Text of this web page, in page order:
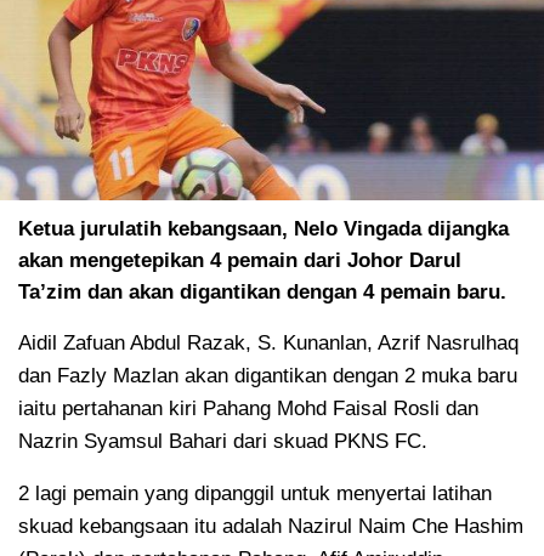
Ketua jurulatih kebangsaan, Nelo Vingada dijangka
akan mengetepikan 4 pemain dari Johor Darul
Ta’zim dan akan digantikan dengan 4 pemain baru.
Aidil Zafuan Abdul Razak, S. Kunanlan, Azrif Nasrulhaq
dan Fazly Mazlan akan digantikan dengan 2 muka baru
iaitu pertahanan kiri Pahang Mohd Faisal Rosli dan
Nazrin Syamsul Bahari dari skuad PKNS FC.
2 lagi pemain yang dipanggil untuk menyertai latihan
skuad kebangsaan itu adalah Nazirul Naim Che Hashim